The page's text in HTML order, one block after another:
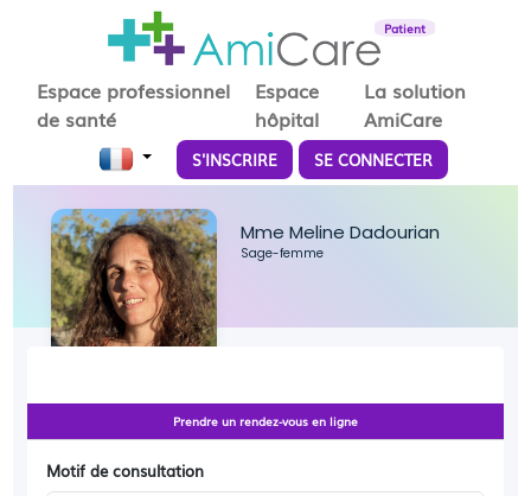
Patient
Espace professionnel
de santé
Espace
hôpital
La solution
AmiCare
S'INSCRIRE SE CONNECTER
Mme Meline Dadourian
Sage-femme
Prendre un rendez-vous en ligne
Motif de consultation